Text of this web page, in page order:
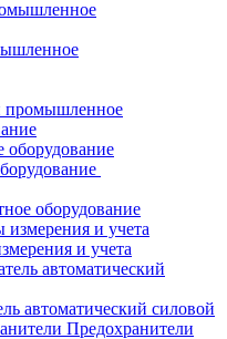
промышленное
оборудование
и учета
автоматический силовой
Предохранители